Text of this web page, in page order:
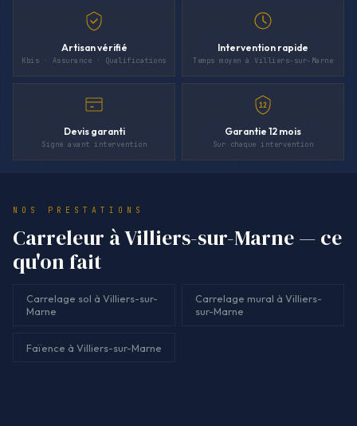
Artisan vérifié
Kbis · Assurance · Qualifications
Intervention rapide
Temps moyen à Villiers-sur-Marne
Devis garanti
Signé avant intervention
12
Garantie 12 mois
Sur chaque intervention
NOS PRESTATIONS
Carreleur à Villiers-sur-Marne — ce
qu'on fait
Carrelage sol à Villiers-sur-
Marne
Carrelage mural à Villiers-
sur-Marne
Faïence à Villiers-sur-Marne